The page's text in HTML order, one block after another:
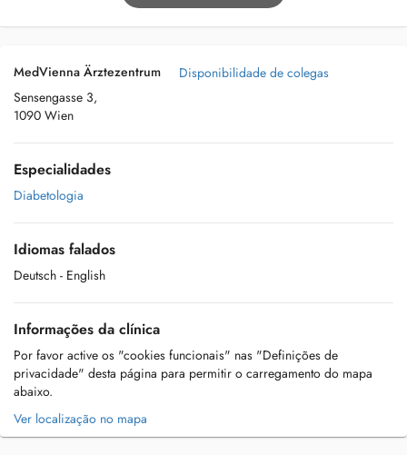
MedVienna Ärztezentrum
Sensengasse 3,
1090 Wien
Disponibilidade de colegas
Especialidades
Diabetologia
Idiomas falados
Deutsch - English
Informações da clínica
Por favor active os "cookies funcionais" nas "Definições de
privacidade" desta página para permitir o carregamento do mapa
abaixo.
Ver localização no mapa